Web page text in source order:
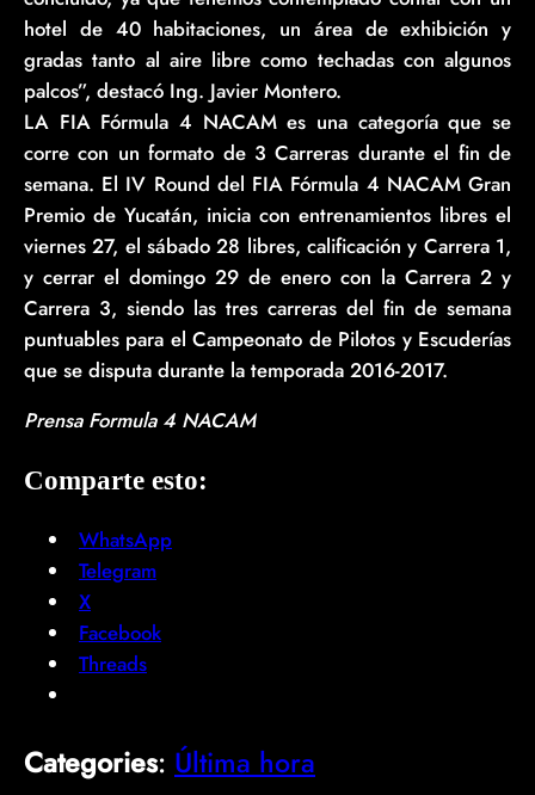
hotel de 40 habitaciones, un área de exhibición y
gradas tanto al aire libre como techadas con algunos
palcos”, destacó Ing. Javier Montero.
LA FIA Fórmula 4 NACAM es una categoría que se
corre con un formato de 3 Carreras durante el fin de
semana. El IV Round del FIA Fórmula 4 NACAM Gran
Premio de Yucatán, inicia con entrenamientos libres el
viernes 27, el sábado 28 libres, calificación y Carrera 1,
y cerrar el domingo 29 de enero con la Carrera 2 y
Carrera 3, siendo las tres carreras del fin de semana
puntuables para el Campeonato de Pilotos y Escuderías
que se disputa durante la temporada 2016-2017.
Prensa Formula 4 NACAM
Comparte esto:
WhatsApp
Telegram
X
Facebook
Threads
Categories: Última hora